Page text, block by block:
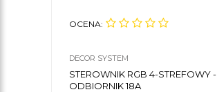
OCENA:
DECOR SYSTEM
STEROWNIK RGB 4-STREFOWY -
ODBIORNIK 18A